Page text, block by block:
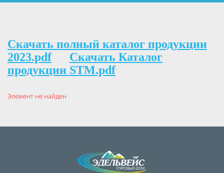
Скачать полный каталог продукции
2023.pdf
Скачать Каталог
продукции STM.pdf
Элемент не найден